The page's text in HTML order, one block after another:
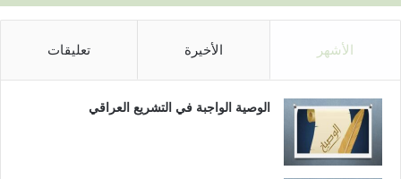
الأشهر الأخيرة تعليقات
الوصية الواجبة في التشريع العراقي